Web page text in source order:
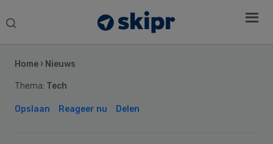
Search
Home › Nieuws
Thema: Tech
Opslaan Reageer nu Delen
Sidebar